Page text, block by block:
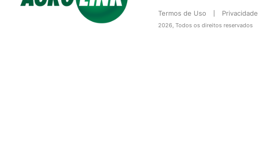
Termos de Uso Privacidade
2026, Todos os direitos reservados